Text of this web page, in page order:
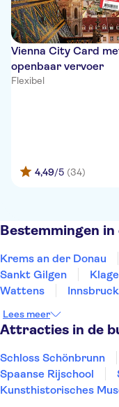
Vienna City Card
openbaar vervoer
Flexibel
4,49/5 (34)
Bestemmingen
Krems an der Donau
Sankt Gilgen
Wattens
Innsbruck
Lees meer
Attracties in de
Schloss Schönbrunn
Spaanse Rijschool
Kunsthistorisches